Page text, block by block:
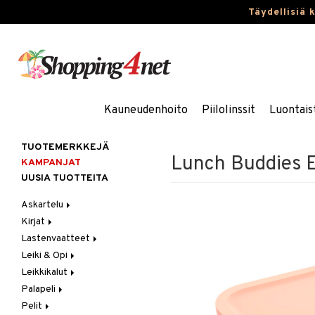
Täydellisiä
Kauneudenhoito Piilolinssit
Lunch Buddies
TUOTEMERKKEJÄ
KAMPANJAT
UUSIA TUOTTEITA
Askartelu
Askartelumateriaalit
Askartelusetti
Helmet
Koulutarvikkeet
Muovailuvaha
Piirrä ja maalaa
Kirjat
Askartelukirjat
Maalauskirjat
Päiväkirjat
Lastenvaatteet
Alaosat
Leggingsit
Alusvaatteet & Sukat
Kengät
Mekot
Leiki & Opi
Opetuslelut
Oppimispelit
Soittimet
Leikkikalut
Ajoneuvot
Autoradat
Eläimet
Palapeli
1000 palaa
Pelit